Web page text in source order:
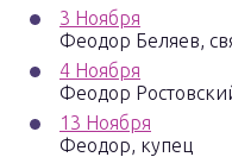
3 Ноября
Феодор Беляев,
4 Ноября
Феодор
13 Ноября
Феодор, купец